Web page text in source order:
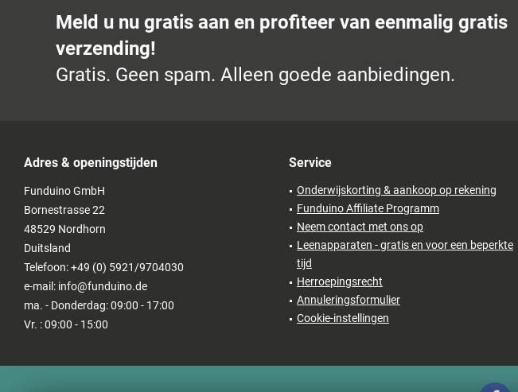
Meld u nu gratis aan en profiteer van eenmalig gratis
verzending!
Gratis. Geen spam. Alleen goede aanbiedingen.
Adres & openingstijden
Funduino GmbH
Bornestrasse 22
48529 Nordhorn
Duitsland
Telefoon: +49 (0) 5921/9704030
e-mail: info@funduino.de
ma. - Donderdag: 09:00 - 17:00
Vr. : 09:00 - 15:00
Service
Onderwijskorting & aankoop op rekening
Funduino Affiliate Programm
Neem contact met ons op
Leenapparaten - gratis en voor een beperkte
tijd
Herroepingsrecht
Annuleringsformulier
Cookie-instellingen